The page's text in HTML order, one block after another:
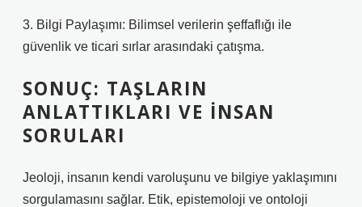
3. Bilgi Paylaşımı: Bilimsel verilerin şeffaflığı ile
güvenlik ve ticari sırlar arasındaki çatışma.
SONUÇ: TAŞLARIN
ANLATTIKLARI VE İNSAN
SORULARI
Jeoloji, insanın kendi varoluşunu ve bilgiye yaklaşımını
sorgulamasını sağlar. Etik, epistemoloji ve ontoloji